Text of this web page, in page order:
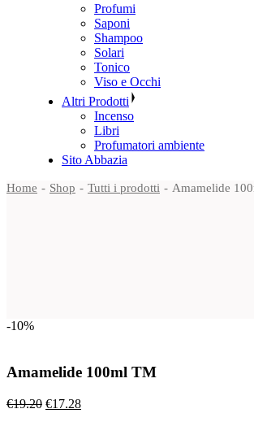
Profumi
Saponi
Shampoo
Solari
Tonico
Viso e Occhi
Altri Prodotti
Incenso
Libri
Profumatori ambiente
Sito Abbazia
Home Shop Tutti i prodotti Amamelide
-10%
Amamelide 100ml TM
€19.20 Il
€17.28Il